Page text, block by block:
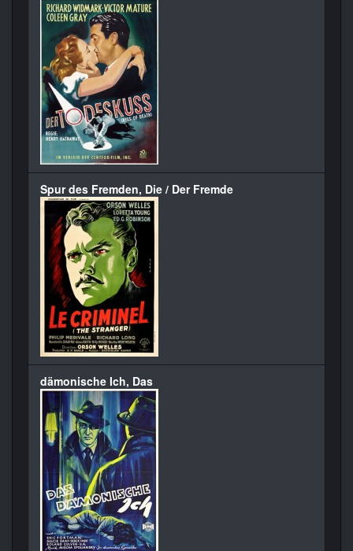
Spur des Fremden, Die / Der Fremde
dämonische Ich, Das